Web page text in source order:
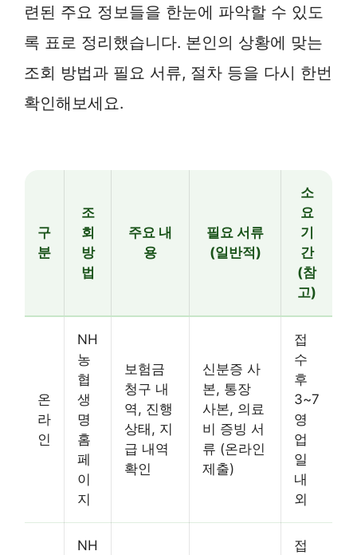
련된 주요 정보들을 한눈에 파악할 수 있도
록 표로 정리했습니다. 본인의 상황에 맞는
조회 방법과 필요 서류, 절차 등을 다시 한번
확인해보세요.
구
분
조
회
방
법
주요 내
용
필요 서류
(일반적)
소
요
기
간
(참
고)
온
라
인
NH
농
협
생
명
홈
페
이
지
보험금
청구 내
역, 진행
상태, 지
급 내역
확인
신분증 사
본, 통장
사본, 의료
비 증빙 서
류 (온라인
제출)
접
수
후
3~7
영
업
일
내
외
NH
접